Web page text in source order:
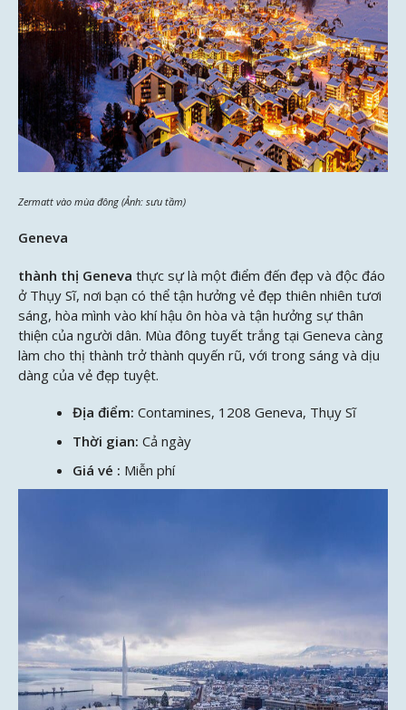
Zermatt vào mùa đông (Ảnh: sưu tầm)
Geneva
thành thị Geneva thực sự là một điểm đến đẹp và độc đáo
ở Thụy Sĩ, nơi bạn có thể tận hưởng vẻ đẹp thiên nhiên tươi
sáng, hòa mình vào khí hậu ôn hòa và tận hưởng sự thân
thiện của người dân. Mùa đông tuyết trắng tại Geneva càng
làm cho thị thành trở thành quyến rũ, với trong sáng và dịu
dàng của vẻ đẹp tuyệt.
Địa điểm: Contamines, 1208 Geneva, Thụy Sĩ
Thời gian: Cả ngày
Giá vé : Miễn phí